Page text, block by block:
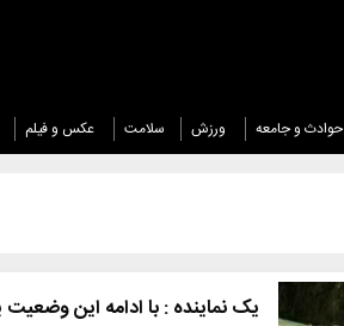
حوادث و جامعه ورزش سلامت عکس و فیلم
یک نماینده : با ادامه این